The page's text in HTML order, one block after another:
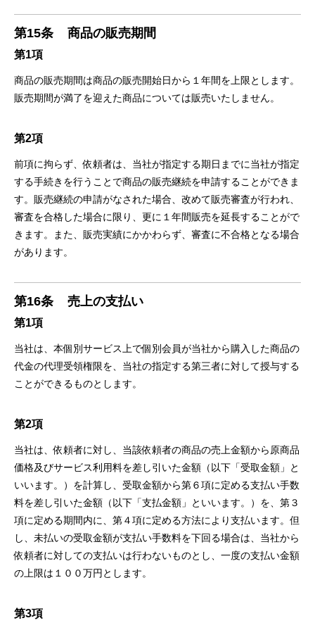
第15条 商品の販売期間
第1項
商品の販売期間は商品の販売開始⽇から１年間を上限とします。
販売期間が満了を迎えた商品については販売いたしません。
第2項
前項に拘らず、依頼者は、当社が指定する期⽇までに当社が指定
する⼿続きを⾏うことで商品の販売継続を申請することができま
す。販売継続の申請がなされた場合、改めて販売審査が⾏われ、
審査を合格した場合に限り、更に１年間販売を延⻑することがで
きます。また、販売実績にかかわらず、審査に不合格となる場合
があります。
第16条 売上の⽀払い
第1項
当社は、本個別サービス上で個別会員が当社から購⼊した商品の
代⾦の代理受領権限を、当社の指定する第三者に対して授与する
ことができるものとします。
第2項
当社は、依頼者に対し、当該依頼者の商品の売上⾦額から原商品
価格及びサービス利⽤料を差し引いた⾦額（以下「受取⾦額」と
いいます。）を計算し、受取⾦額から第６項に定める⽀払い⼿数
料を差し引いた⾦額（以下「⽀払⾦額」といいます。）を、第３
項に定める期間内に、第４項に定める⽅法により⽀払います。但
し、未払いの受取⾦額が⽀払い⼿数料を下回る場合は、当社から
依頼者に対しての⽀払いは⾏わないものとし、⼀度の⽀払い⾦額
の上限は１００万円とします。
第3項